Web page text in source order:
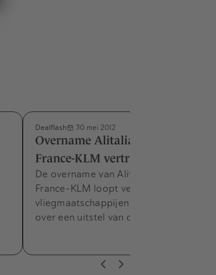
Dealflash 30 mei 2012
Overname Alitalia door Air
France-KLM vertraagd
De overname van Alitalia door Air
France-KLM loopt vertraging op. De
vliegmaatschappijen zijn in overleg
over een uitstel van de…